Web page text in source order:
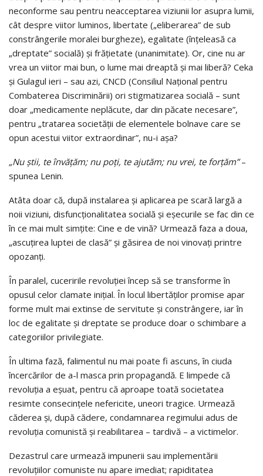
neconforme sau pentru neacceptarea viziunii lor asupra lumii,
cât despre viitor luminos, libertate („eliberarea” de sub
constrângerile moralei burgheze), egalitate (înţeleasă ca
„dreptate” socială) şi frăţietate (unanimitate). Or, cine nu ar
vrea un viitor mai bun, o lume mai dreaptă şi mai liberă? Ceka
şi Gulagul ieri – sau azi, CNCD (Consiliul Național pentru
Combaterea Discriminării) ori stigmatizarea socială – sunt
doar „medicamente neplăcute, dar din păcate necesare”,
pentru „tratarea societăţii de elementele bolnave care se
opun acestui viitor extraordinar”, nu-i aşa?
„Nu ştii, te învăţăm; nu poţi, te ajutăm; nu vrei, te forţăm”–
spunea Lenin.
Atâta doar că, după instalarea şi aplicarea pe scară largă a
noii viziuni, disfuncţionalitatea socială şi eşecurile se fac din ce
în ce mai mult simţite: Cine e de vină? Urmează faza a doua,
„ascuţirea luptei de clasă” şi găsirea de noi vinovaţi printre
opozanţi.
În paralel, cuceririle revoluţiei încep să se transforme în
opusul celor clamate iniţial. În locul libertăţilor promise apar
forme mult mai extinse de servitute şi constrângere, iar în
loc de egalitate şi dreptate se produce doar o schimbare a
categoriilor privilegiate.
În ultima fază, falimentul nu mai poate fi ascuns, în ciuda
încercărilor de a-l masca prin propagandă. E limpede că
revoluţia a eşuat, pentru că aproape toată societatea
resimte consecinţele nefericite, uneori tragice. Urmează
căderea şi, după cădere, condamnarea regimului adus de
revoluţia comunistă și reabilitarea – tardivă – a victimelor.
Dezastrul care urmează impunerii sau implementării
revoluţiilor comuniste nu apare imediat; rapiditatea